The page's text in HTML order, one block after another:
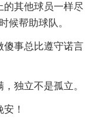
其他球员一样尽
候帮助球队。
事总比遵守诺言
独立不是孤立。
！